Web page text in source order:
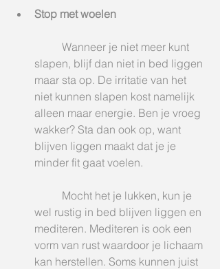
Stop met woelen
slapen, blijf dan niet in bed liggen
maar sta op. De irritatie van het
niet kunnen slapen kost namelijk
alleen maar energie. Ben je vroeg
wakker? Sta dan ook op, want
blijven liggen maakt dat je je
minder fit gaat voelen.
wel rustig in bed blijven liggen en
mediteren. Mediteren is ook een
vorm van rust waardoor je lichaam
kan herstellen. Soms kunnen juist